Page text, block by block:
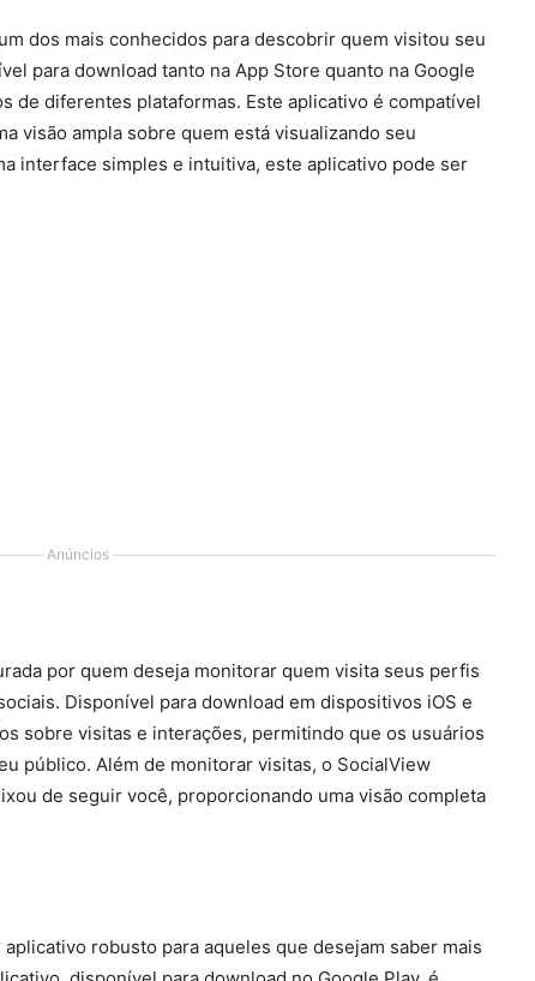
dos mais conhecidos para descobrir quem visitou seu
para download tanto na App Store quanto na Google
de diferentes plataformas. Este aplicativo é compatível
visão ampla sobre quem está visualizando seu
interface simples e intuitiva, este aplicativo pode ser
Anúncios
por quem deseja monitorar quem visita seus perfis
Disponível para download em dispositivos iOS e
sobre visitas e interações, permitindo que os usuários
público. Além de monitorar visitas, o SocialView
de seguir você, proporcionando uma visão completa
robusto para aqueles que desejam saber mais